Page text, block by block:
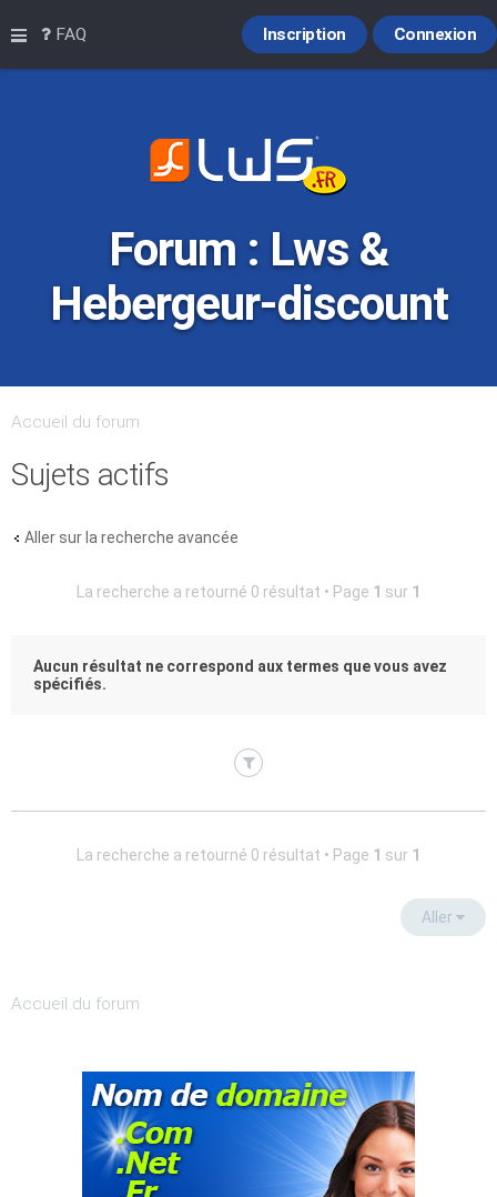
Raccourcis
FAQ Connexion
Inscription
Forum : Lws &
Hebergeur-discount
Accueil du forum
Sujets actifs
Aller sur la recherche avancée
La recherche a retourné 0 résultat • Page 1 sur 1
Aucun résultat ne correspond aux termes que vous avez
spécifiés.
La recherche a retourné 0 résultat • Page 1 sur 1
Aller
Accueil du forum